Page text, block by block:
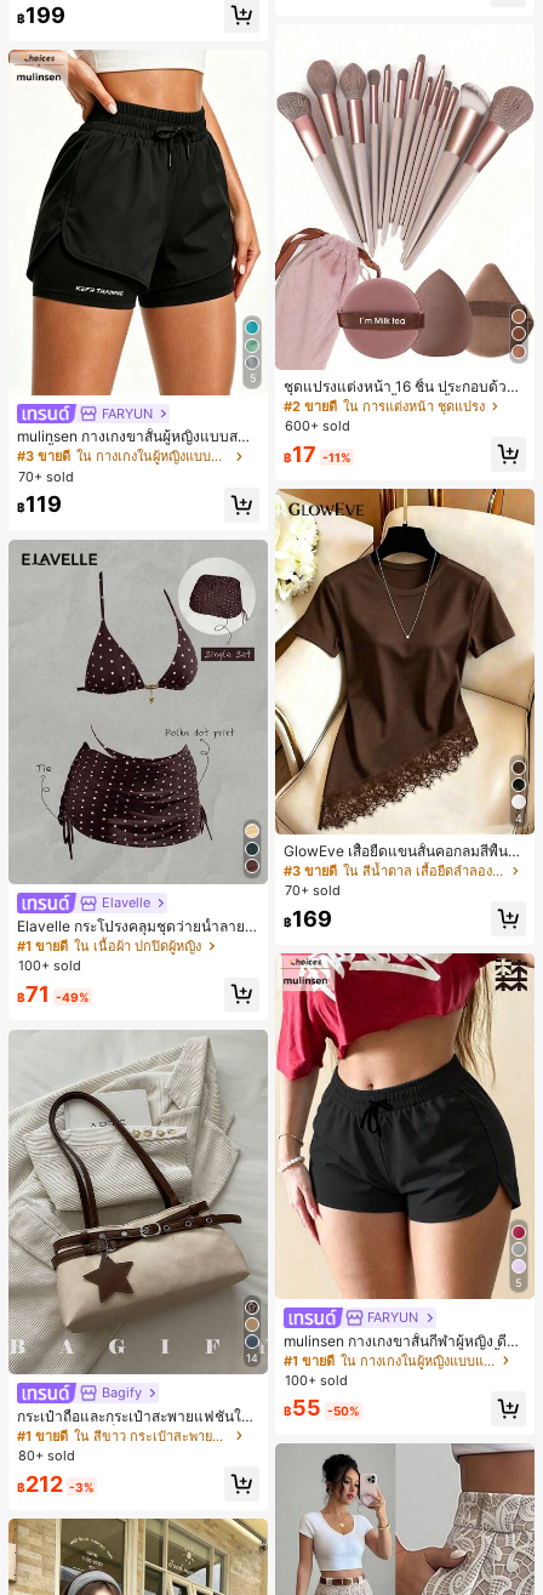
฿199
5
FARYUN
mulinsen กางเกงขาสั้นผู้หญิงแบบสบา
ยๆ สีพื้น หลวม อเนกประสงค์ กางเกงขา
สั้นกีฬา 2-In-1 สำหรับวิ่ง ฟิตเนส และก
ารฝึกซ้อมกีฬาในฤดูร้อน
#3 ขายดี
ใน กางเกงในผู้หญิงแบบแอคทีฟ
70+ sold
฿119
Elavelle
Elavelle กระโปรงคลุมชุดว่ายน้ำลายจุ
ดสำหรับผู้หญิง, กระโปรงคลุมชุดว่าย
น้ำสีน้ำตาลสำหรับเทศกาลฤดูใบไม้ผลิ/
#1 ขายดี ใน เนื้อผ้า ปกปิดผู้หญิง
100+ sold
฿71 -49%
14
Bagify
กระเป๋าถือและกระเป๋าสะพายแฟชั่นให
ม่ ตกแต่งด้วยเข็มขัด เหมาะสำหรับงาน
ปาร์ตี้ การรวมตัว การออกไปข้างนอก ก
ประจำวัน สามารถเก็บเหรียญ โทรศัพท์
านออฟฟิศ นักศึกษามหาวิทยาลัย และ
พนักงานออฟฟิศ กระเป๋าผู้หญิงที่หรูหรา
#1 ขายดี
ใน สีขาว กระเป๋าสะพายผู้หญิง
80+ sold
฿212 -3%
ชุดแปรงแต่งหน้า 16 ชิ้น ประกอบด้วยแ
ปรงแต่งหน้า 13 ชิ้น, ฟองน้ำแต่งหน้ารู
ปหยดน้ำ 1 ชิ้น, แปรงแป้งรองพื้นกลม 1
1 ชิ้น - ชุดคลาสสิก ทำจากขนสังเคราะ
หญิงและเด็กผู้หญิง เหมาะสำหรับฤดูใบ
ไม้ร่วงและฤดูหนาว
#2 ขายดี ใน การแต่งหน้า ชุดแปรง
600+ sold
฿17 -11%
4
GlowEve เสื้อยืดแขนสั้นคอกลมสีพื้นลำ
ลองอเนกประสงค์สำหรับผู้หญิง
#3 ขายดี
ใน สีน้ำตาล เสื้อยืดลำลองพื้นฐาน
70+ sold
฿169
5
FARYUN
mulinsen กางเกงขาสั้นกีฬาผู้หญิง ดีไซ
น์ปลายเปิด เอวยืดหยุ่น กางเกงขาสั้น
ลำลองกีฬาฤดูร้อน ความยาว 3/4
#1 ขายดี
ใน กางเกงในผู้หญิงแบบแอคทีฟ
100+ sold
฿55 -50%